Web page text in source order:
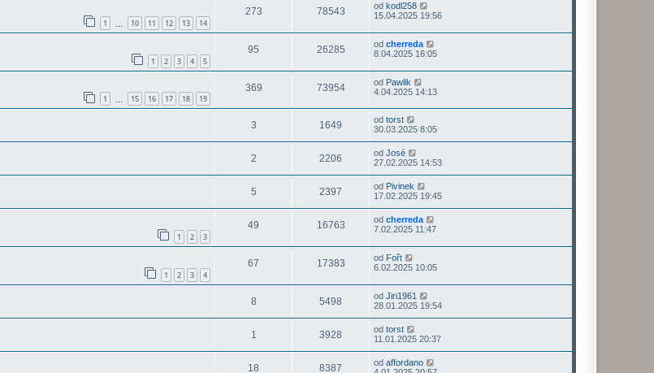
1 10 11 12 13 14
273 78543 od kodl258
15.04.2025 19:56
1 2 3 4 5
95 26285 od cherreda
8.04.2025 16:05
1 15 16 17 18 19
369 73954 od Pawlik
4.04.2025 14:13
3 1649 od torst
30.03.2025 8:05
2 2206 od José
27.02.2025 14:53
5 2397 od Pivinek
17.02.2025 19:45
1 2 3
49 16763 od cherreda
7.02.2025 11:47
1 2 3 4
67 17383 od Fořt
6.02.2025 10:05
8 5498 od Jiri1961
28.01.2025 19:54
1 3928 od torst
11.01.2025 20:37
18 8387 od affordano